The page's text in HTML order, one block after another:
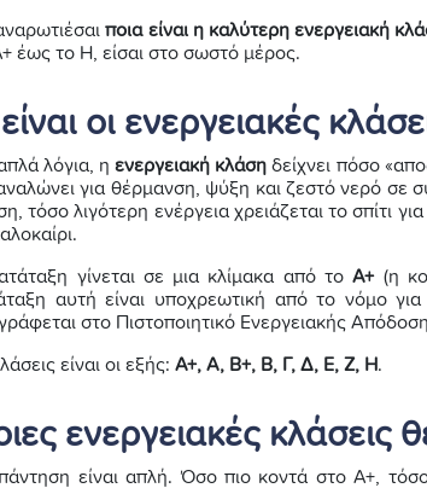
ποια είναι η καλύτερη ενεργειακή
έως το Η, είσαι στο σωστό μέρος.
είναι οι ενεργειακές
λόγια, η ενεργειακή κλάση δείχνει πόσο
για θέρμανση, ψύξη και ζεστό νερό σε
τόσο λιγότερη ενέργεια χρειάζεται το σπίτι
γίνεται σε μια κλίμακα από τοΑ+(η
αυτή είναι υποχρεωτική από το νόμο για
στο Πιστοποιητικό Ενεργειακής
είναι οι εξής: Α+, Α, Β+, Β, Γ, Δ, Ε, Ζ, Η.
ενεργειακές κλάσεις
είναι απλή. Όσο πιο κοντά στο Α+,